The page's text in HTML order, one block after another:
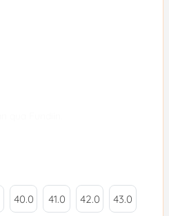
40.0 41.0 42.0 43.0